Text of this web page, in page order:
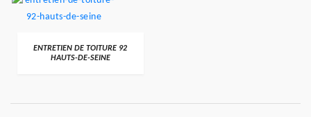
ENTRETIEN DE TOITURE 92
HAUTS-DE-SEINE